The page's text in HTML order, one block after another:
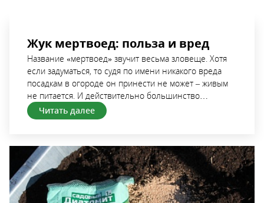
Жук мертвоед: польза и вред
Название «мертвоед» звучит весьма зловеще. Хотя
если задуматься, то судя по имени никакого вреда
посадкам в огороде он принести не может – живым
не питается. И действительно большинство
представителей семейства мертвоедов плодовым и
овощным культурам не вредят. Но есть из этого
который способен повреждать культурные растения
и при массовом распространении наносить вполне
ощутимый ущерб урожаю. Предлагаем познакомиться
поближе (исключительно в теории) с жуками
мертвоедами и разобраться подробнее, роль
Читать далее